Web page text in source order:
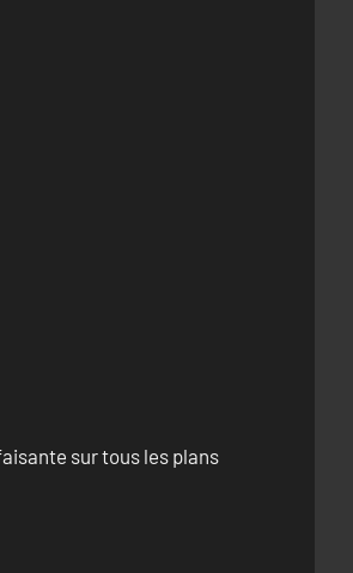
sur tous les plans